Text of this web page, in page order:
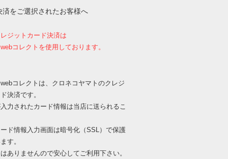
済をご選択されたお客様へ
ジットカード決済は
コレクトを使用しております。
コレクトは、クロネコヤマトのクレジ
決済です。
力されたカード情報は当店に送られるこ
ド情報入力画面は暗号化（SSL）で保護
す。
ありませんので安心してご利用下さい。